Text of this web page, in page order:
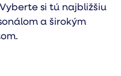
si tú najbližšiu
a širokým